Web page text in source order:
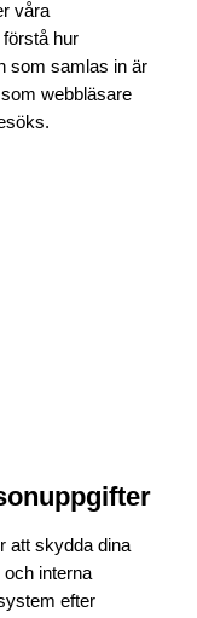
våra
hur
som samlas in är
webbläsare
att skydda dina
interna
efter